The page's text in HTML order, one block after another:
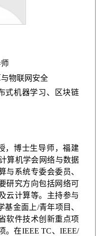
物联网安全
式机器学习、区块链
，博士生导师，福建
算机学会网络与数据
与系统专委会委员、
研究方向包括网络可
云计算等。主持参与
基金面上/青年项目、
软件技术创新重点项
。在IEEE TC、IEEE/